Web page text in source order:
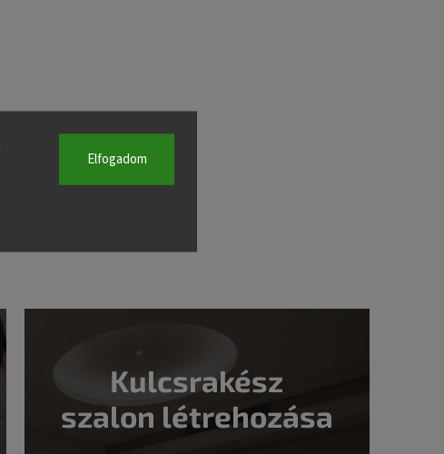
Elfogadom
Kulcsrakész
szalon létrehozása